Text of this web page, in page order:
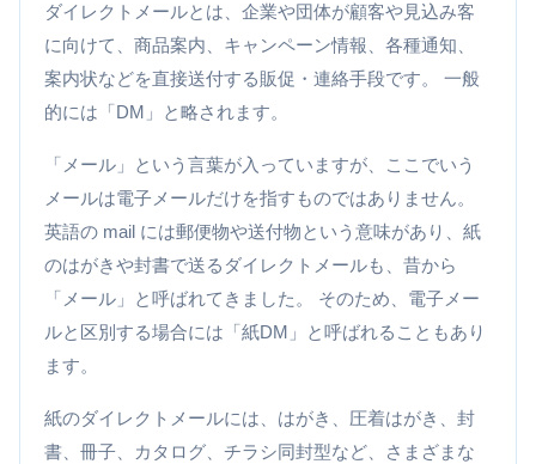
ダイレクトメールとは、企業や団体が顧客や見込み客
に向けて、商品案内、キャンペーン情報、各種通知、
案内状などを直接送付する販促・連絡手段です。 一般
的には「DM」と略されます。
「メール」という言葉が入っていますが、ここでいう
メールは電子メールだけを指すものではありません。
英語の mail には郵便物や送付物という意味があり、紙
のはがきや封書で送るダイレクトメールも、昔から
「メール」と呼ばれてきました。 そのため、電子メー
ルと区別する場合には「紙DM」と呼ばれることもあり
ます。
紙のダイレクトメールには、はがき、圧着はがき、封
書、冊子、カタログ、チラシ同封型など、さまざまな